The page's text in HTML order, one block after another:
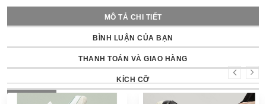
MÔ TẢ CHI TIẾT
BÌNH LUẬN CỦA BẠN
THANH TOÁN VÀ GIAO HÀNG
KÍCH CỠ